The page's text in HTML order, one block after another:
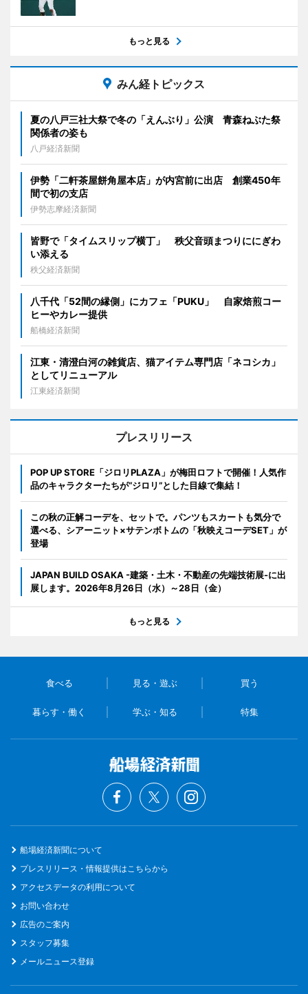
もっと見る
みん経トピックス
夏の八戸三社大祭で冬の「えんぶり」公演 青森ねぶた祭
関係者の姿も
八戸経済新聞
伊勢「二軒茶屋餅角屋本店」が内宮前に出店 創業450年
間で初の支店
伊勢志摩経済新聞
皆野で「タイムスリップ横丁」 秩父音頭まつりににぎわ
い添える
秩父経済新聞
八千代「52間の縁側」にカフェ「PUKU」 自家焙煎コー
ヒーやカレー提供
船橋経済新聞
江東・清澄白河の雑貨店、猫アイテム専門店「ネコシカ」
としてリニューアル
江東経済新聞
プレスリリース
POP UP STORE「ジロリPLAZA」が梅田ロフトで開催！人気作
品のキャラクターたちが“ジロリ”とした目線で集結！
この秋の正解コーデを、セットで。パンツもスカートも気分で
選べる、シアーニット×サテンボトムの「秋映えコーデSET」が
登場
JAPAN BUILD OSAKA -建築・土木・不動産の先端技術展-に出
展します。2026年8月26日（水）～28日（金）
もっと見る
食べる 見る・遊ぶ 買う
暮らす・働く 学ぶ・知る 特集
船場経済新聞について
プレスリリース・情報提供はこちらから
アクセスデータの利用について
お問い合わせ
広告のご案内
スタッフ募集
メールニュース登録